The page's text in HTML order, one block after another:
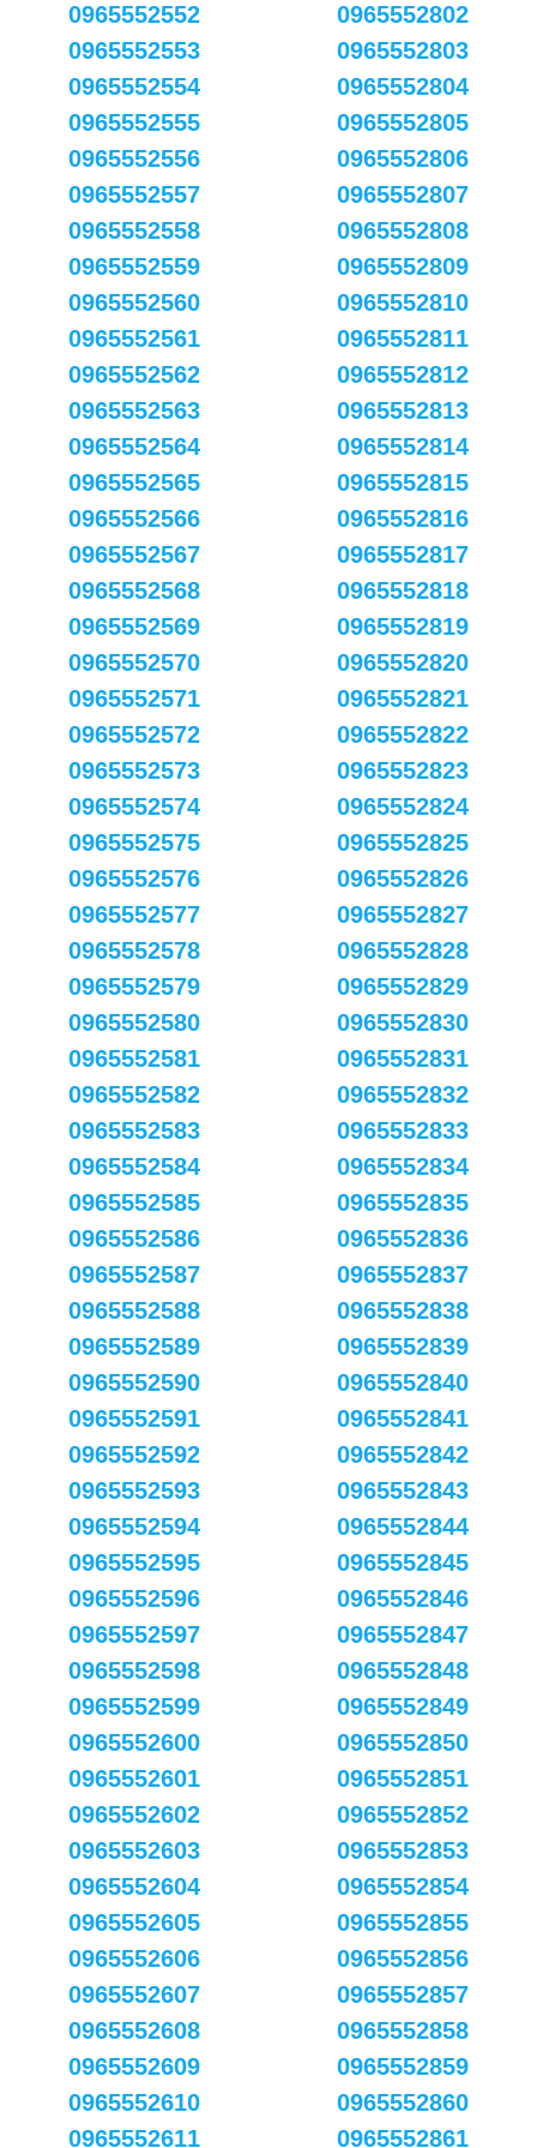
0965552552
0965552553
0965552554
0965552555
0965552556
0965552557
0965552558
0965552559
0965552560
0965552561
0965552562
0965552563
0965552564
0965552565
0965552566
0965552567
0965552568
0965552569
0965552570
0965552571
0965552572
0965552573
0965552574
0965552575
0965552576
0965552577
0965552578
0965552579
0965552580
0965552581
0965552582
0965552583
0965552584
0965552585
0965552586
0965552587
0965552588
0965552589
0965552590
0965552591
0965552592
0965552593
0965552594
0965552595
0965552596
0965552597
0965552598
0965552599
0965552600
0965552601
0965552602
0965552603
0965552604
0965552605
0965552606
0965552607
0965552608
0965552609
0965552610
0965552611
0965552802
0965552803
0965552804
0965552805
0965552806
0965552807
0965552808
0965552809
0965552810
0965552811
0965552812
0965552813
0965552814
0965552815
0965552816
0965552817
0965552818
0965552819
0965552820
0965552821
0965552822
0965552823
0965552824
0965552825
0965552826
0965552827
0965552828
0965552829
0965552830
0965552831
0965552832
0965552833
0965552834
0965552835
0965552836
0965552837
0965552838
0965552839
0965552840
0965552841
0965552842
0965552843
0965552844
0965552845
0965552846
0965552847
0965552848
0965552849
0965552850
0965552851
0965552852
0965552853
0965552854
0965552855
0965552856
0965552857
0965552858
0965552859
0965552860
0965552861